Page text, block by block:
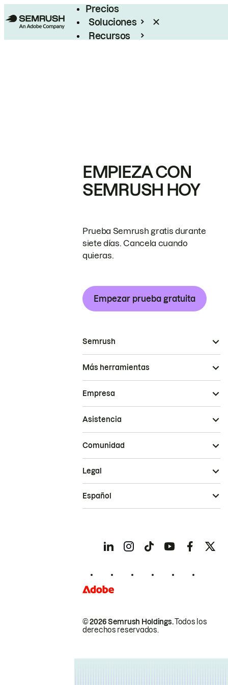
Precios
Soluciones
Recursos
EMPIEZA CON
SEMRUSH HOY
Prueba Semrush gratis durante
siete días. Cancela cuando
quieras.
Empezar prueba gratuita
Semrush
Más herramientas
Empresa
Asistencia
Comunidad
© 2026 Semrush Holdings.Todos los
derechos reservados.
Legal
Español